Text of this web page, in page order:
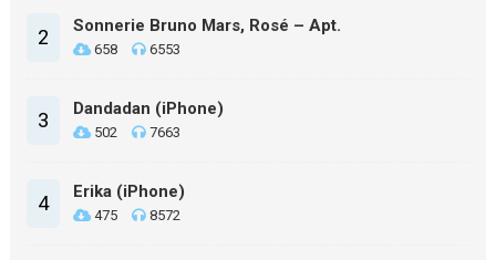
2 Sonnerie Bruno Mars, Rosé – Apt.
658 6553
3 Dandadan (iPhone)
502 7663
4 Erika (iPhone)
475 8572